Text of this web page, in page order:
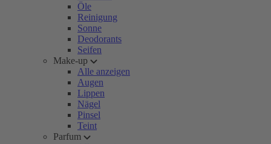
Öle
Reinigung
Sonne
Deodorants
Seifen
Make-up
Alle anzeigen
Augen
Lippen
Nägel
Pinsel
Teint
Parfum